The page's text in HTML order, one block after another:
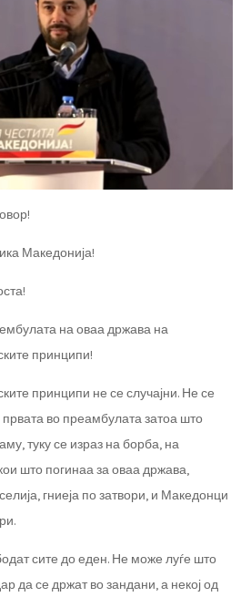
Македонија!
на оваа држава на
принципи!
принципи не се случајни. Не се
во преамбулата затоа што
туку се израз на борба, на
што погинаа за оваа држава,
гниеја по затвори, и Македонци
сите до еден. Не може луѓе што
да се држат во зандани, а некој од